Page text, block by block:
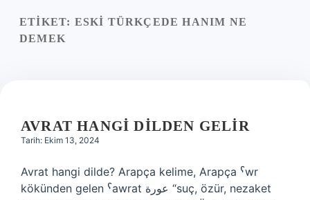
Yasal Uyarı
ETIKET: ESKI TÜRKÇEDE HANIM NE
DEMEK
AVRAT HANGI DILDEN GELIR
Tarih: Ekim 13, 2024
Avrat hangi dilde? Arapça kelime, Arapça ˁwr
kökünden gelen ˁawrat عورة “suç, özür, nezaket